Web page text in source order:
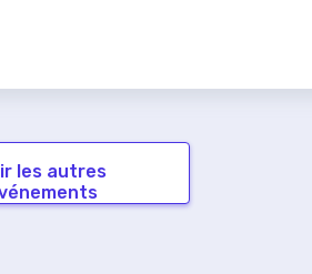
les autres